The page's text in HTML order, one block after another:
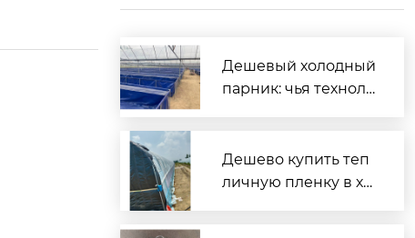
Дешевый холодный
парник: чья техноло
Дешево купить теп
личную пленку в хо